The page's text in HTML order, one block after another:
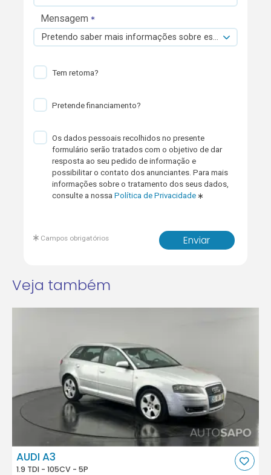
Mensagem
Pretendo saber mais informações sobre esta viatura.
Tem retoma?
Pretende financiamento?
Os dados pessoais recolhidos no presente
formulário serão tratados com o objetivo de dar
resposta ao seu pedido de informação e
possibilitar o contato dos anunciantes. Para mais
informações sobre o tratamento dos seus dados,
consulte a nossaPolítica de Privacidade
Enviar
Campos obrigatórios
Veja também
AUDI A3
1.9 TDI - 105CV - 5P